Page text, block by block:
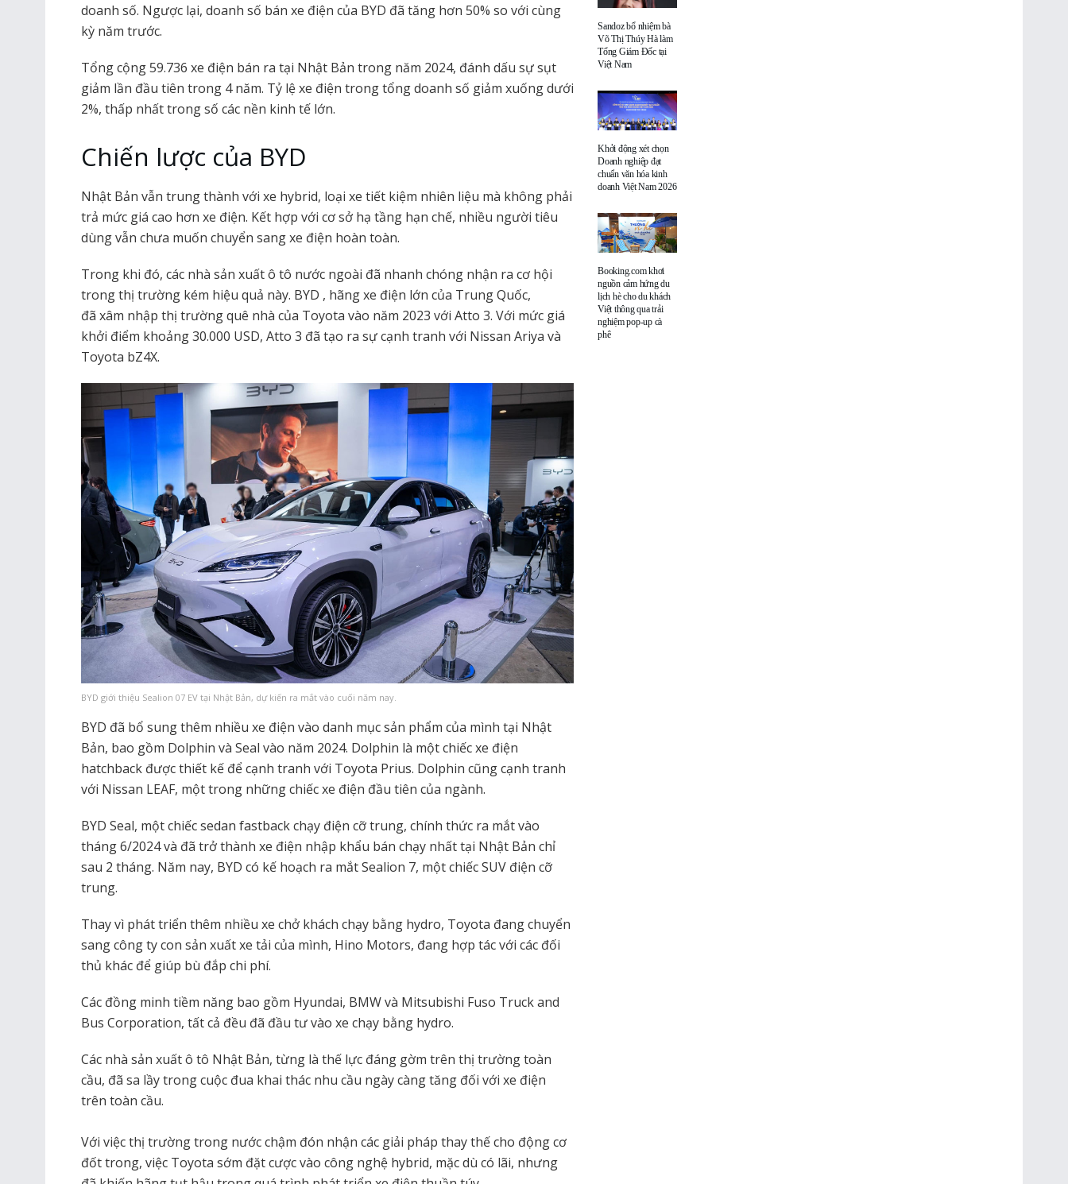
doanh số. Ngược lại, doanh số bán xe điện của BYD đã tăng hơn 50% so với cùng
kỳ năm trước.
Tổng cộng 59.736 xe điện bán ra tại Nhật Bản trong năm 2024, đánh dấu sự sụt
giảm lần đầu tiên trong 4 năm. Tỷ lệ xe điện trong tổng doanh số giảm xuống dưới
2%, thấp nhất trong số các nền kinh tế lớn.
Chiến lược của BYD
Nhật Bản vẫn trung thành với xe hybrid, loại xe tiết kiệm nhiên liệu mà không phải
trả mức giá cao hơn xe điện. Kết hợp với cơ sở hạ tầng hạn chế, nhiều người tiêu
dùng vẫn chưa muốn chuyển sang xe điện hoàn toàn.
Trong khi đó, các nhà sản xuất ô tô nước ngoài đã nhanh chóng nhận ra cơ hội
trong thị trường kém hiệu quả này. BYD , hãng xe điện lớn của Trung Quốc,
đã xâm nhập thị trường quê nhà của Toyota vào năm 2023 với Atto 3. Với mức giá
khởi điểm khoảng 30.000 USD, Atto 3 đã tạo ra sự cạnh tranh với Nissan Ariya và
Toyota bZ4X.
BYD giới thiệu Sealion 07 EV tại Nhật Bản, dự kiến ​​ra mắt vào cuối năm nay.
BYD đã bổ sung thêm nhiều xe điện vào danh mục sản phẩm của mình tại Nhật
Bản, bao gồm Dolphin và Seal vào năm 2024. Dolphin là một chiếc xe điện
hatchback được thiết kế để cạnh tranh với Toyota Prius. Dolphin cũng cạnh tranh
với Nissan LEAF, một trong những chiếc xe điện đầu tiên của ngành.
BYD Seal, một chiếc sedan fastback chạy điện cỡ trung, chính thức ra mắt vào
tháng 6/2024 và đã trở thành xe điện nhập khẩu bán chạy nhất tại Nhật Bản chỉ
sau 2 tháng. Năm nay, BYD có kế hoạch ra mắt Sealion 7, một chiếc SUV điện cỡ
trung.
Thay vì phát triển thêm nhiều xe chở khách chạy bằng hydro, Toyota đang chuyển
sang công ty con sản xuất xe tải của mình, Hino Motors, đang hợp tác với các đối
thủ khác để giúp bù đắp chi phí.
Các đồng minh tiềm năng bao gồm Hyundai, BMW và Mitsubishi Fuso Truck and
Bus Corporation, tất cả đều đã đầu tư vào xe chạy bằng hydro.
Các nhà sản xuất ô tô Nhật Bản, từng là thế lực đáng gờm trên thị trường toàn
cầu, đã sa lầy trong cuộc đua khai thác nhu cầu ngày càng tăng đối với xe điện
trên toàn cầu.
Với việc thị trường trong nước chậm đón nhận các giải pháp thay thế cho động cơ
đốt trong, việc Toyota sớm đặt cược vào công nghệ hybrid, mặc dù có lãi, nhưng
Sandoz bổ nhiệm bà
Võ Thị Thúy Hà làm
Tổng Giám Đốc tại
Việt Nam
Khởi động xét chọn
Doanh nghiệp đạt
chuẩn văn hóa kinh
doanh Việt Nam 2026
Booking.com khơi
nguồn cảm hứng du
lịch hè cho du khách
Việt thông qua trải
nghiệm pop-up cà
phê